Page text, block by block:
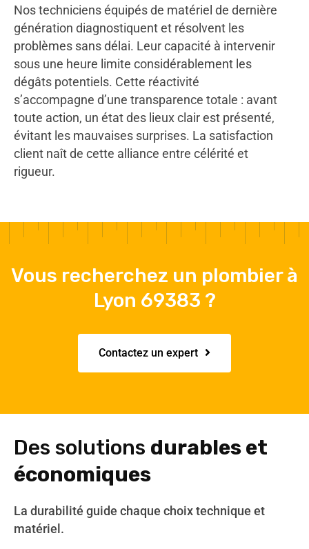
Nos techniciens équipés de matériel de dernière
génération diagnostiquent et résolvent les
problèmes sans délai. Leur capacité à intervenir
sous une heure limite considérablement les
dégâts potentiels. Cette réactivité
s’accompagne d’une transparence totale : avant
toute action, un état des lieux clair est présenté,
évitant les mauvaises surprises. La satisfaction
client naît de cette alliance entre célérité et
rigueur.
Vous recherchez un plombier à
Lyon 69383 ?
Contactez un expert
Des solutions durables et
économiques
La durabilité guide chaque choix technique et
matériel.